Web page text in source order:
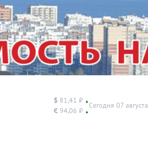
$ 81,41 ₽ ▲
€ 94,06 ₽ ▲
Сегодня 07 августа